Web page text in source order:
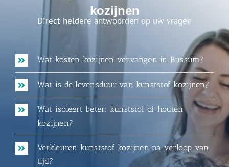
kozijnen
Direct heldere antwoorden op uw vragen
Wat kosten kozijnen vervangen in Bussum?
Wat is de levensduur van kunststof kozijnen?
Wat isoleert beter: kunststof of houten
kozijnen?
Verkleuren kunststof kozijnen na verloop van
tijd?